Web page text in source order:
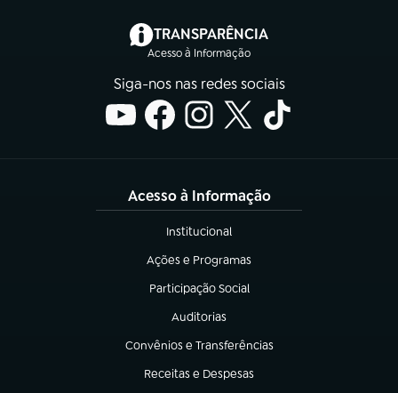
TRANSPARÊNCIA
Acesso à Informação
(abre em nova aba)
Siga-nos nas redes sociais
Acesso à Informação
Institucional
(abre em nova aba)
Ações e Programas
(abre em nova aba)
Participação Social
(abre em nova aba)
Auditorias
(abre em nova aba)
Convênios e Transferências
(abre em nova aba)
Receitas e Despesas
(abre em nova aba)